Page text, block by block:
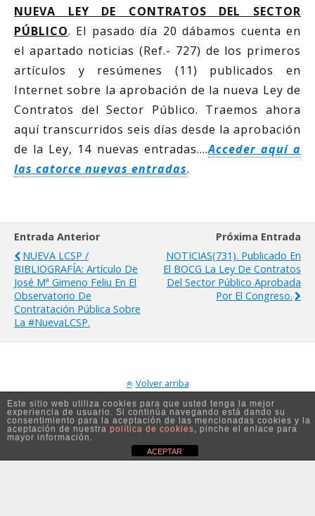
NUEVA LEY DE CONTRATOS DEL SECTOR
PÚBLICO. El pasado día 20 dábamos cuenta en
el apartado noticias (Ref.- 727) de los primeros
artículos y resúmenes (11) publicados en
Internet sobre la aprobación de la nueva Ley de
Contratos del Sector Público. Traemos ahora
aquí transcurridos seis días desde la aprobación
de la Ley, 14 nuevas entradas….Acceder aquí a
las catorce nuevas entradas.
Entrada Anterior
NUEVA LCSP /
BIBLIOGRAFÍA: Artículo De
José Mª Gimeno Feliu En El
Observatorio De
Contratación Pública Sobre
La #nuevaLCSP.
Próxima Entrada
NOTICIAS(731). Publicado En
El BOCG La Ley De Contratos
Del Sector Público Aprobada
Por El Congreso.
Volver arriba
Móvil Escritorio
Este sitio web utiliza cookies para que usted tenga la mejor
experiencia de usuario. Si continúa navegando está dando su
consentimiento para la aceptación de las mencionadas cookies y la
aceptación de nuestra política de cookies, pinche el enlace para
mayor información.
ACEPTAR